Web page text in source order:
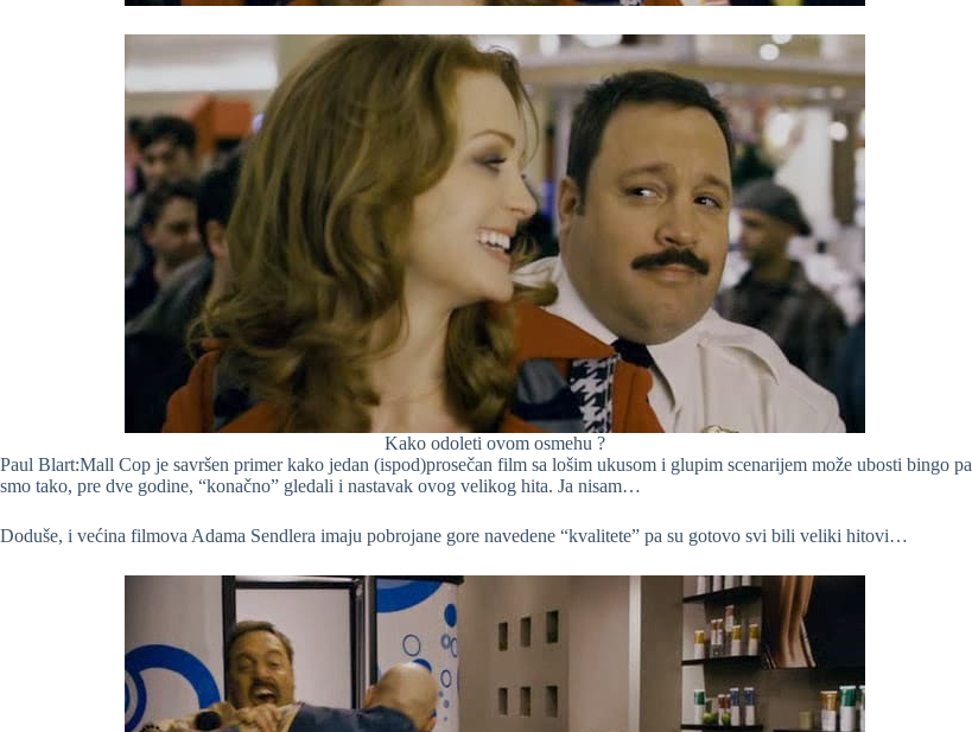
Kako odoleti ovom osmehu ?
Paul Blart:Mall Cop je savršen primer kako jedan (ispod)prosečan film sa lošim ukusom i glupim scenarijem može ubosti bingo pa
smo tako, pre dve godine, “konačno” gledali i nastavak ovog velikog hita. Ja nisam…
Doduše, i većina filmova Adama Sendlera imaju pobrojane gore navedene “kvalitete” pa su gotovo svi bili veliki hitovi…